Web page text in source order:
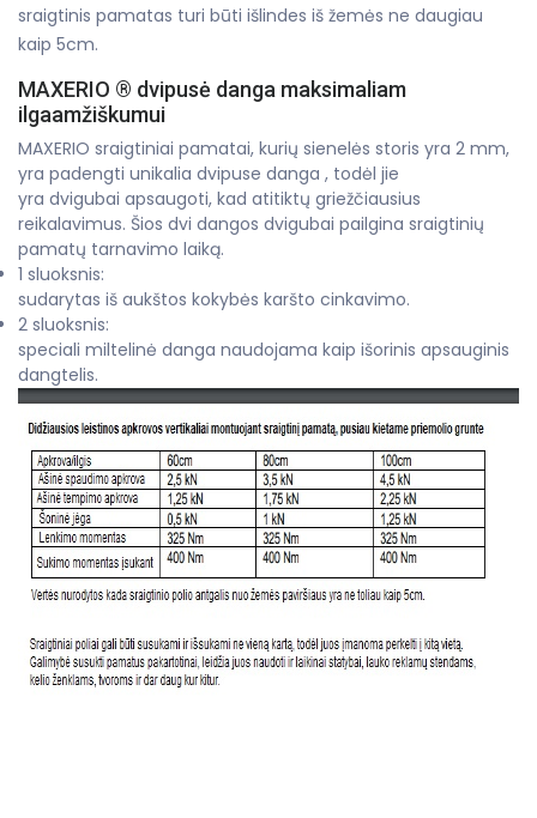
sraigtinis pamatas turi būti išlindes iš žemės ne daugiau
kaip 5cm.
MAXERIO ® dvipusė danga maksimaliam
ilgaamžiškumui
MAXERIO sraigtiniai pamatai, kurių sienelės storis yra 2 mm,
yra padengti unikalia dvipuse danga , todėl jie
yra dvigubai apsaugoti, kad atitiktų griežčiausius
reikalavimus. Šios dvi dangos dvigubai pailgina sraigtinių
pamatų tarnavimo laiką.
1 sluoksnis:
sudarytas iš aukštos kokybės karšto cinkavimo.
2 sluoksnis:
speciali miltelinė danga naudojama kaip išorinis apsauginis
dangtelis.